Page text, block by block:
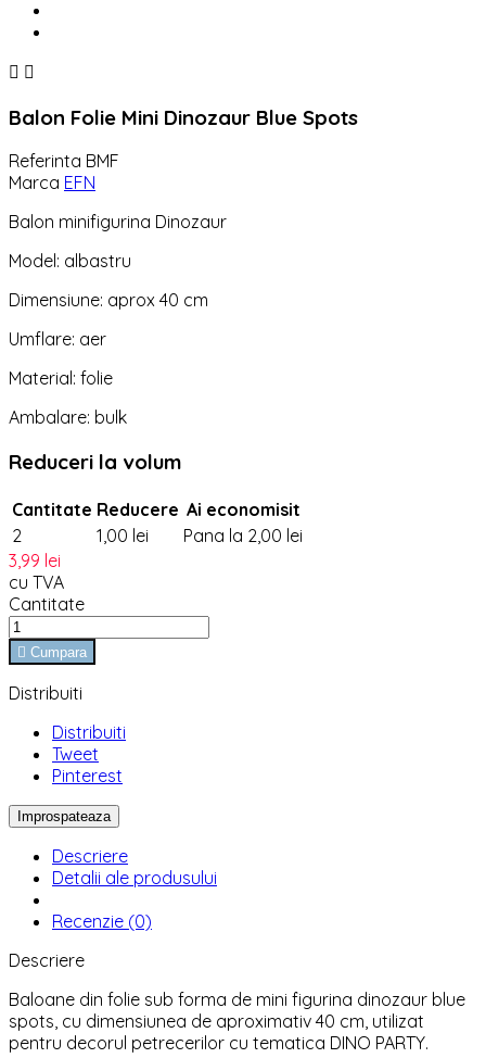
 
Balon Folie Mini Dinozaur Blue Spots
Referinta BMF
Marca EFN
Balon minifigurina Dinozaur
Model: albastru
Dimensiune: aprox 40 cm
Umflare: aer
Material: folie
Ambalare: bulk
Reduceri la volum
Cantitate Reducere Ai economisit
2
1,00 lei
Pana la 2,00 lei
3,99 lei
cu TVA
Cantitate
 Cumpara
Distribuiti
Distribuiti
Tweet
Pinterest
Descriere
Detalii ale produsului
Recenzie (0)
Descriere
Baloane din folie sub forma de mini figurina dinozaur blue
spots, cu dimensiunea de aproximativ 40 cm, utilizat
pentru decorul petrecerilor cu tematica DINO PARTY.